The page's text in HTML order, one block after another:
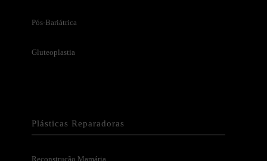
Pós-Bariátrica
Gluteoplastia
Plásticas Reparadoras
Reconstrução Mamária